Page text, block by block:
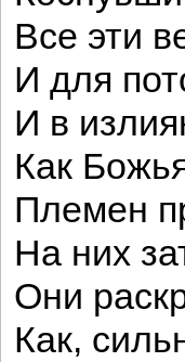
Все эти
И для
И в
Как
Племен
На них
Они
Как,